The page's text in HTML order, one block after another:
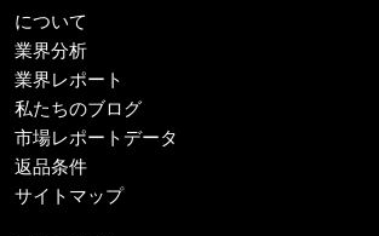
について
業界分析
業界レポート
私たちのブログ
市場レポートデータ
返品条件
サイトマップ